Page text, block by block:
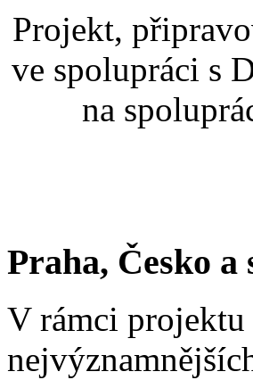
Projekt,
ve spolupráci s
na
Praha, Česko a
V rámci projektu